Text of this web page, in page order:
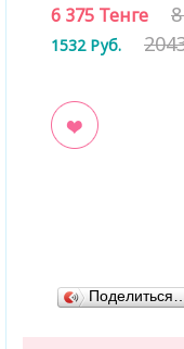
6 375 Тенге
1532 Руб.